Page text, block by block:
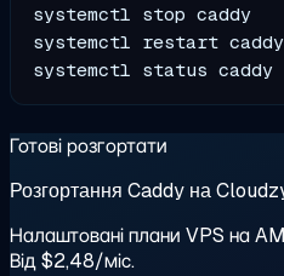
systemctl stop caddy
systemctl restart caddy
Готові розгортати
Розгортання Caddy на
Налаштовані плани VPS на
Від $2,48/міс.